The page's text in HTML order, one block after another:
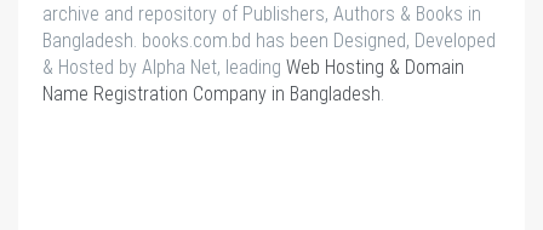
archive and repository of Publishers, Authors & Books in
Bangladesh. books.com.bd has been Designed, Developed
& Hosted by Alpha Net, leading Web Hosting & Domain
Name Registration Company in Bangladesh.